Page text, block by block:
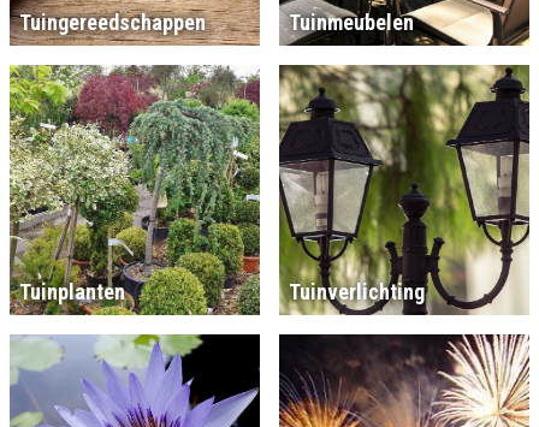
Tuingereedschappen Tuinmeubelen
Tuinplanten Tuinverlichting